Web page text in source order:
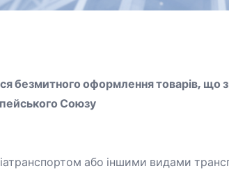
безмитного оформлення товарів,
Союзу
або іншими видами